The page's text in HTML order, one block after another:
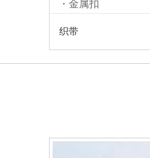
金属扣
织带